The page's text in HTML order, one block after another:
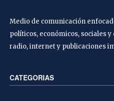
Medio de comunicación
políticos, económicos, sociales
radio, internet y publicaciones
CATEGORIAS